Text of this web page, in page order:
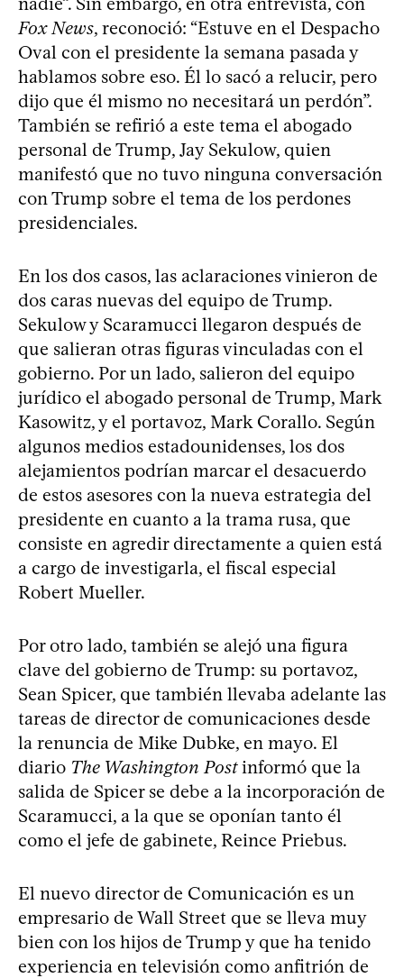
Fox News, reconoció: “Estuve en el Despacho
Oval con el presidente la semana pasada y
hablamos sobre eso. Él lo sacó a relucir, pero
dijo que él mismo no necesitará un perdón”.
También se refirió a este tema el abogado
personal de Trump, Jay Sekulow, quien
manifestó que no tuvo ninguna conversación
con Trump sobre el tema de los perdones
presidenciales.
En los dos casos, las aclaraciones vinieron de
dos caras nuevas del equipo de Trump.
Sekulow y Scaramucci llegaron después de
que salieran otras figuras vinculadas con el
gobierno. Por un lado, salieron del equipo
jurídico el abogado personal de Trump, Mark
Kasowitz, y el portavoz, Mark Corallo. Según
algunos medios estadounidenses, los dos
alejamientos podrían marcar el desacuerdo
de estos asesores con la nueva estrategia del
presidente en cuanto a la trama rusa, que
consiste en agredir directamente a quien está
a cargo de investigarla, el fiscal especial
Robert Mueller.
Por otro lado, también se alejó una figura
clave del gobierno de Trump: su portavoz,
Sean Spicer, que también llevaba adelante las
tareas de director de comunicaciones desde
la renuncia de Mike Dubke, en mayo. El
diario The Washington Postinformó que la
salida de Spicer se debe a la incorporación de
Scaramucci, a la que se oponían tanto él
como el jefe de gabinete, Reince Priebus.
El nuevo director de Comunicación es un
empresario de Wall Street que se lleva muy
bien con los hijos de Trump y que ha tenido
experiencia en televisión como anfitrión de